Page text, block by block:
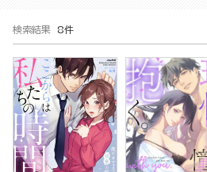
検索結果 8件